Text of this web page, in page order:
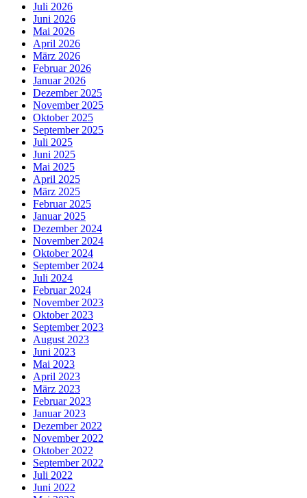
Juli 2026
Juni 2026
Mai 2026
April 2026
März 2026
Februar 2026
Januar 2026
Dezember 2025
November 2025
Oktober 2025
September 2025
Juli 2025
Juni 2025
Mai 2025
April 2025
März 2025
Februar 2025
Januar 2025
Dezember 2024
November 2024
Oktober 2024
September 2024
Juli 2024
Februar 2024
November 2023
Oktober 2023
September 2023
August 2023
Juni 2023
Mai 2023
April 2023
März 2023
Februar 2023
Januar 2023
Dezember 2022
November 2022
Oktober 2022
September 2022
Juli 2022
Juni 2022